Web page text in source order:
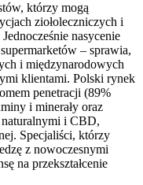
którzy mogą
ziołoleczniczych i
nasycenie
– sprawia,
i międzynarodowych
klientami. Polski rynek
penetracji (89%
i minerały oraz
naturalnymi i CBD,
Specjaliści, którzy
z nowoczesnymi
na przekształcenie